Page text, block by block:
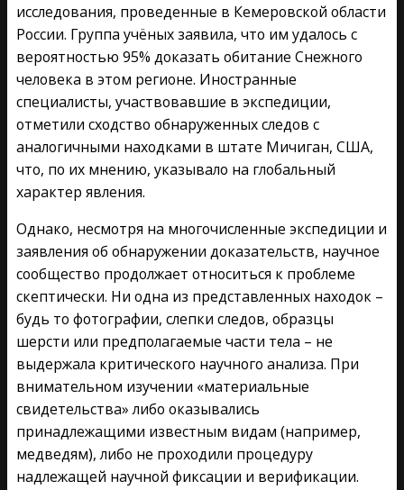
исследования, проведенные в Кемеровской области
России. Группа учёных заявила, что им удалось с
вероятностью 95% доказать обитание Снежного
человека в этом регионе. Иностранные
специалисты, участвовавшие в экспедиции,
отметили сходство обнаруженных следов с
аналогичными находками в штате Мичиган, США,
что, по их мнению, указывало на глобальный
характер явления.
Однако, несмотря на многочисленные экспедиции и
заявления об обнаружении доказательств, научное
сообщество продолжает относиться к проблеме
скептически. Ни одна из представленных находок –
будь то фотографии, слепки следов, образцы
шерсти или предполагаемые части тела – не
выдержала критического научного анализа. При
внимательном изучении «материальные
свидетельства» либо оказывались
принадлежащими известным видам (например,
медведям), либо не проходили процедуру
надлежащей научной фиксации и верификации.